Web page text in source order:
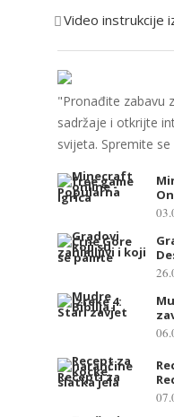
Video instrukcije
"Pronađite zabavu
sadržaje i otkrijte
svijeta. Spremite